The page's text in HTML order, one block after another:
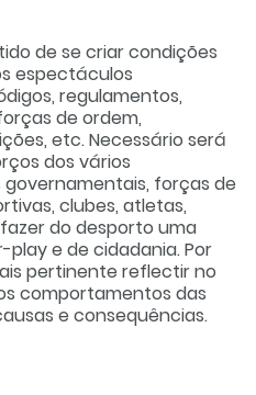
de se criar condições
espectáculos
regulamentos,
de ordem,
etc. Necessário será
dos vários
forças de
clubes, atletas,
do desporto uma
e de cidadania. Por
pertinente reflectir no
comportamentos das
e consequências.